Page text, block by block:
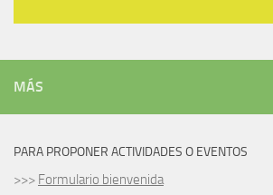
MÁS
PARA PROPONER ACTIVIDADES O EVENTOS
>>> Formulario bienvenida